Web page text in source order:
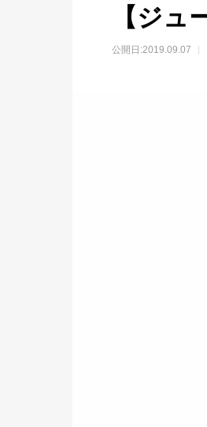
【ジュ
公開日:2019.09.07